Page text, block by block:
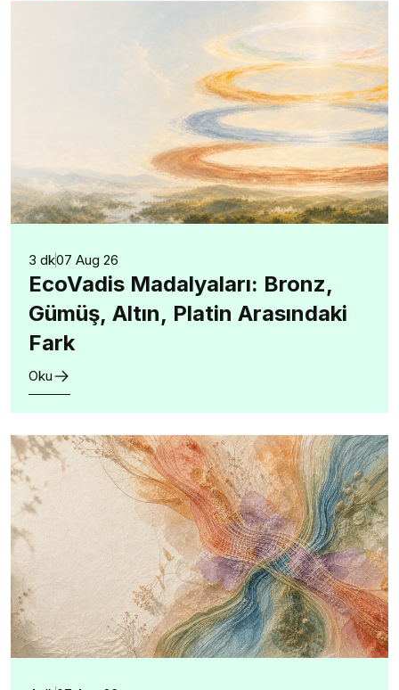
3 dk07 Aug 26
EcoVadis Madalyaları: Bronz,
Gümüş, Altın, Platin Arasındaki
Fark
Oku